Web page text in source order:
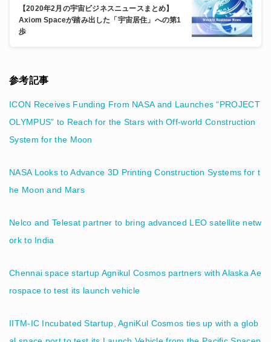
【2020年2月の宇宙ビジネスニュースまとめ】
Axiom Spaceが踏み出した「宇宙居住」への第1
歩
参考記事
ICON Receives Funding From NASA and Launches “PROJECT
OLYMPUS” to Reach for the Stars with Off-world Construction
System for the Moon
NASA Looks to Advance 3D Printing Construction Systems for t
he Moon and Mars
Nelco and Telesat partner to bring advanced LEO satellite netw
ork to India
Chennai space startup Agnikul Cosmos partners with Alaska Ae
rospace to test its launch vehicle
IITM-IC Incubated Startup, AgniKul Cosmos ties up with a glob